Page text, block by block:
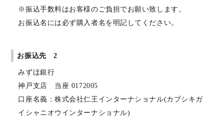
※振込手数料はお客様のご負担でお願い致します。
お振込名には必ず購入者名を明記してください。
お振込先 2
みずほ銀行
神戸支店 当座 0172005
口座名義：株式会社仁王インターナショナル(カブシキガ
イシャニオウインターナショナル)